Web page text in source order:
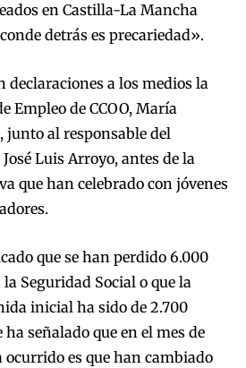
en Castilla-La Mancha
detrás es precariedad».
declaraciones a los medios la
Empleo de CCOO, María
junto al responsable del
Luis Arroyo, antes de la
que han celebrado con jóvenes
que se han perdido 6.000
Seguridad Social o que la
inicial ha sido de 2.700
señalado que en el mes de
ocurrido es que han cambiado